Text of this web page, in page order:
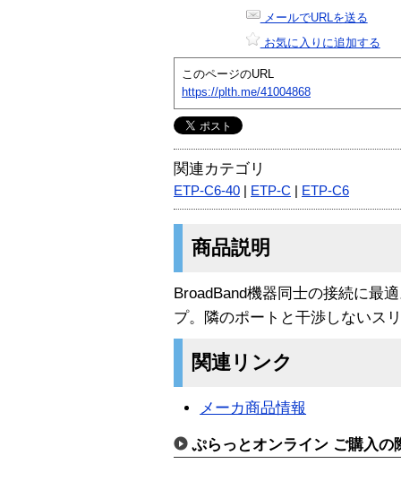
メールでURLを送る
お気に入りに追加する
このページのURL
https://plth.me/41004868
関連カテゴリ
ETP-C6-40 ETP-C ETP-C6
商品説明
BroadBand機器同士の接続に最
プ。隣のポートと干渉しないス
関連リンク
メーカ商品情報
ぷらっとオンライン ご購入の